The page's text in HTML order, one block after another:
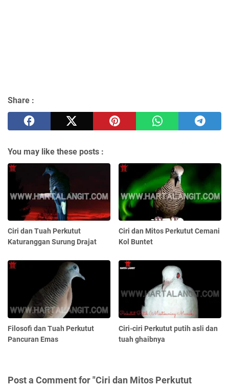
Share :
You may like these posts :
Ciri dan Tuah Perkutut
Katuranggan Surung Drajat
Ciri dan Mitos Perkutut Cemani
Kol Buntet
Filosofi dan Tuah Perkutut
Pancuran Emas
Ciri-ciri Perkutut putih asli dan
tuah ghaibnya
Post a Comment for "Ciri dan Mitos Perkutut